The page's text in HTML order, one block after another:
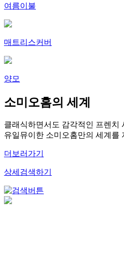
여름이불
매트리스커버
양모
소미오홈의 세계
클래식하면서도 감각적인 프렌치
유일뮤이한 소미오홈만의 세계를
더보러가기
상세검색하기